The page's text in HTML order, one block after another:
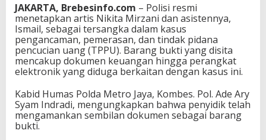
JAKARTA, Brebesinfo.com – Polisi resmi
menetapkan artis Nikita Mirzani dan asistennya,
Ismail, sebagai tersangka dalam kasus
pengancaman, pemerasan, dan tindak pidana
pencucian uang (TPPU). Barang bukti yang disita
mencakup dokumen keuangan hingga perangkat
elektronik yang diduga berkaitan dengan kasus ini.
Kabid Humas Polda Metro Jaya, Kombes. Pol. Ade Ary
Syam Indradi, mengungkapkan bahwa penyidik telah
mengamankan sembilan dokumen sebagai barang
bukti.